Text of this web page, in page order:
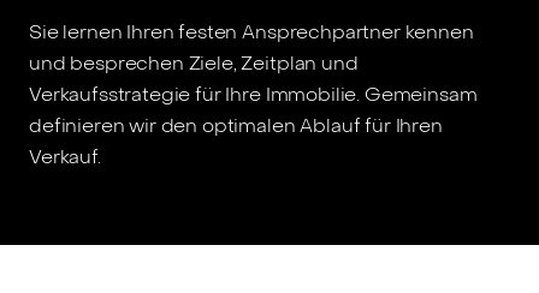
Sie lernen Ihren festen Ansprechpartner kennen
und besprechen Ziele, Zeitplan und
Verkaufsstrategie für Ihre Immobilie. Gemeinsam
definieren wir den optimalen Ablauf für Ihren
Verkauf.